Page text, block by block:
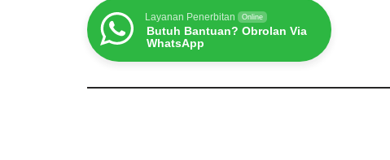
Layanan Penerbitan Online
Butuh Bantuan? Obrolan Via
WhatsApp